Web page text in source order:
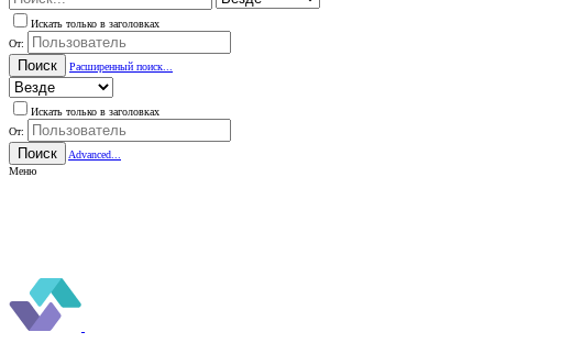
Искать только в заголовках
От:
Поиск Расширенный поиск...
Искать только в заголовках
От:
Поиск
Advanced...
Меню